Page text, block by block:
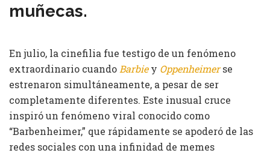
muñecas.
En julio, la cinefilia fue testigo de un fenómeno
extraordinario cuando Barbiey Oppenheimer se
estrenaron simultáneamente, a pesar de ser
completamente diferentes. Este inusual cruce
inspiró un fenómeno viral conocido como
“Barbenheimer,” que rápidamente se apoderó de las
redes sociales con una infinidad de memes